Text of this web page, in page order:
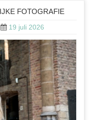
FOTOGRAFIE
19 juli 2026